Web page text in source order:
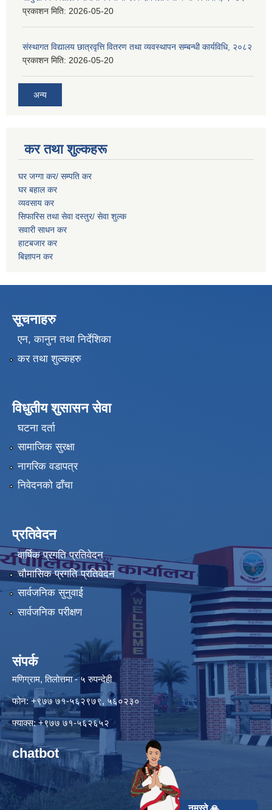
प्रकाशन मिति: 2026-05-20
संस्थागत विद्यालय छात्रवृत्ति वितरण तथा व्यवस्थापन सम्बन्धी कार्यविधि, २०८२
प्रकाशन मिति: 2026-05-20
अन्य
कर तथा शुल्कहरू
घर जग्गा कर/ सम्पति कर
घर बहाल कर
व्यवसाय कर
सिफारिस तथा सेवा दस्तुर/ सेवा शुल्क
सवारी साधन कर
हाटबजार कर
बिज्ञापन कर
सूचनाहरु
एन, कानुन तथा निर्देशिका
कर तथा शुल्कहरु
विधुतीय शुसासन सेवा
घटना दर्ता
सामाजिक सुरक्षा
नागरिक वडापत्र
निवेदनको ढाँचा
प्रतिवेदन
वार्षिक प्रगति प्रतिवेदन
चौमासिक प्रगति प्रतिवेदन
सार्वजनिक सुनुवाई
सार्वजनिक परीक्षण
संपर्क
मणिग्राम, तिलोत्तमा - ५ रुपन्देही
फोन: +९७७ ७१-५६२९७९, ५६०२३०
फ्याक्स: +९७७ ७१-५६२६५२
chatbot
नमस्ते 🙏